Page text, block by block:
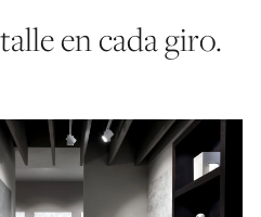
en cada giro.